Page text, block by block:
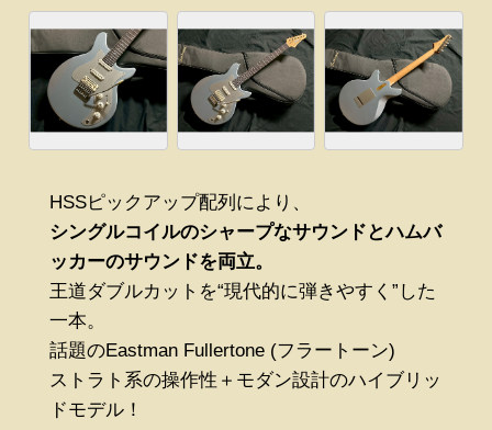
HSSピックアップ配列により、
シングルコイルのシャープなサウンドとハムバ
ッカーのサウンドを両立。
王道ダブルカットを“現代的に弾きやすく”した
一本。
話題のEastman Fullertone (フラートーン)
ストラト系の操作性＋モダン設計のハイブリッ
ドモデル！